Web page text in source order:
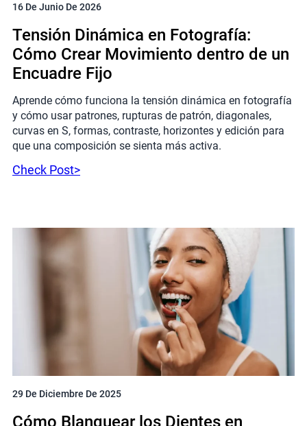
16 De Junio De 2026
Tensión Dinámica en Fotografía:
Cómo Crear Movimiento dentro de un
Encuadre Fijo
Aprende cómo funciona la tensión dinámica en fotografía
y cómo usar patrones, rupturas de patrón, diagonales,
curvas en S, formas, contraste, horizontes y edición para
que una composición se sienta más activa.
Check Post>
29 De Diciembre De 2025
Cómo Blanquear los Dientes en